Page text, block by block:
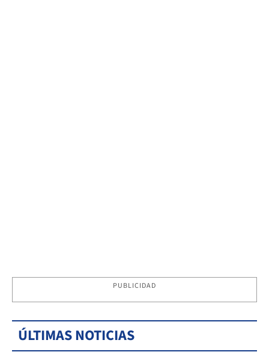
PUBLICIDAD
ÚLTIMAS NOTICIAS